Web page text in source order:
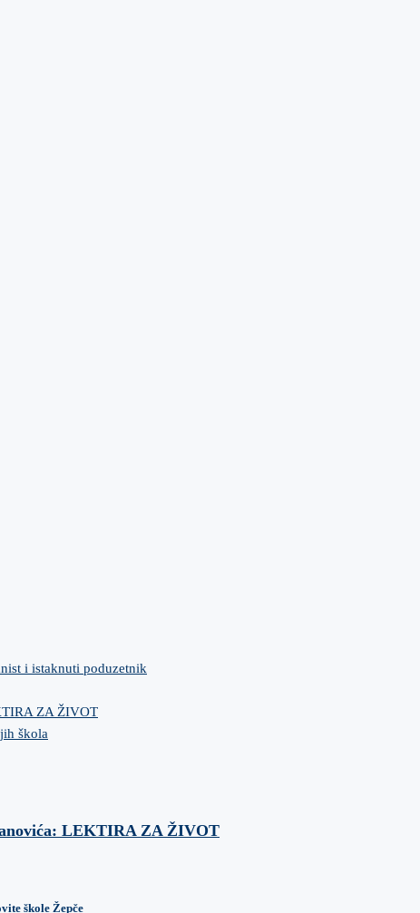
i istaknuti poduzetnik
ZA ŽIVOT
škola
LEKTIRA ZA ŽIVOT
škole Žepče